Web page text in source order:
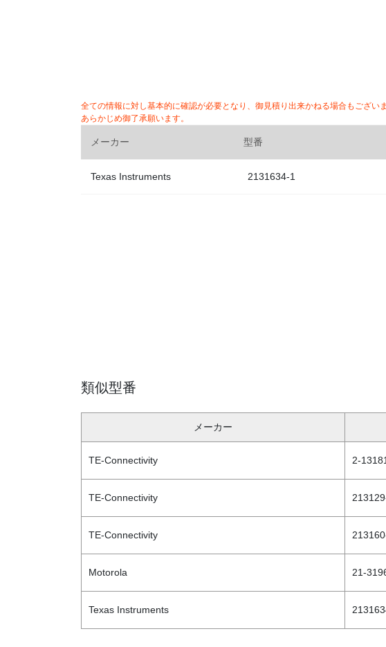
全ての情報に対し基本的に確認が必要となり、御見積り出来かねる場合もございま
あらかじめ御了承願います。
メーカー 型番
Texas Instruments 2131634-1
類似型番
メーカー
TE-Connectivity 2-
TE-Connectivity
TE-Connectivity
Motorola 21-
Texas Instruments